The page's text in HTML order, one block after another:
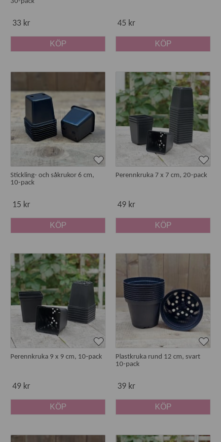
Hur stora krukor ska man börja med?
Börja med mindre krukor för sådd och plantera om i större
när plantorna växer.
33 kr
KÖP
45 kr
KÖP
Stickling- och såkrukor 6 cm,
10-pack
15 kr
KÖP
Perennkruka 7 x 7 cm, 20-pack
49 kr
KÖP
Perennkruka 9 x 9 cm, 10-pack
49 kr
KÖP
Plastkruka rund 12 cm, svart
10-pack
39 kr
KÖP